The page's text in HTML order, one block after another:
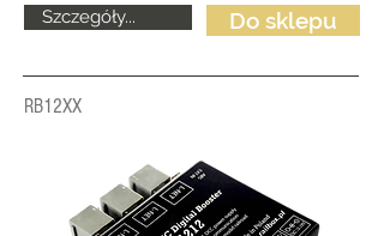
Szczegóły...
Do sklepu
RB12XX